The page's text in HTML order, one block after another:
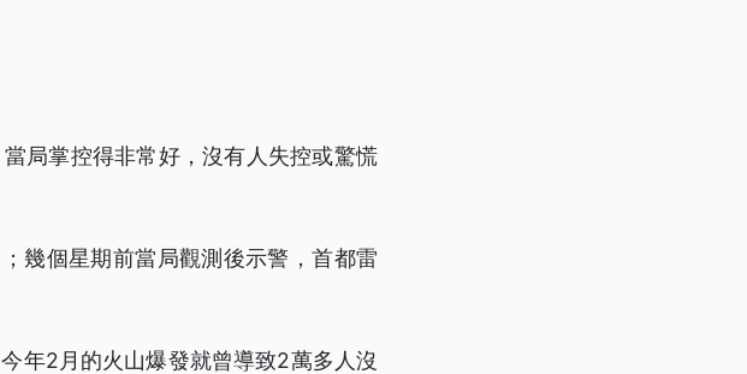
局掌控得非常好，沒有人失控或驚慌
幾個星期前當局觀測後示警，首都雷
年2月的火山爆發就曾導致2萬多人沒